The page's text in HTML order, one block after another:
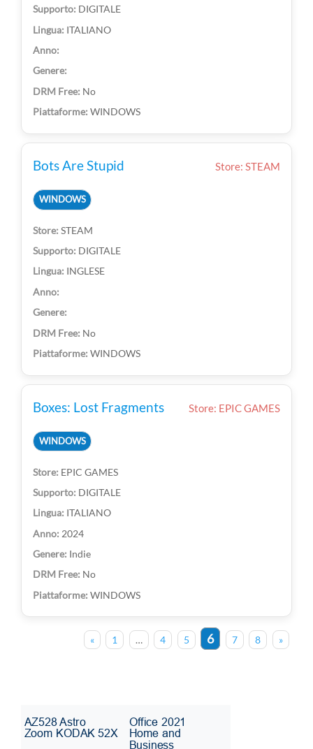
DIGITALE
ITALIANO
No
WINDOWS
Bots Are Stupid Store: STEAM
WINDOWS
STEAM
DIGITALE
INGLESE
No
WINDOWS
Boxes: Lost Fragments Store: EPIC GAMES
WINDOWS
EPIC GAMES
DIGITALE
ITALIANO
2024
Indie
No
WINDOWS
« 1 … 4 5 6 7 8 »